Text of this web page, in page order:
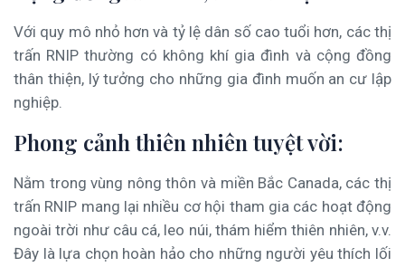
Với quy mô nhỏ hơn và tỷ lệ dân số cao tuổi hơn, các thị
trấn RNIP thường có không khí gia đình và cộng đồng
thân thiện, lý tưởng cho những gia đình muốn an cư lập
nghiệp.
Phong cảnh thiên nhiên tuyệt vời:
Nằm trong vùng nông thôn và miền Bắc Canada, các thị
trấn RNIP mang lại nhiều cơ hội tham gia các hoạt động
ngoài trời như câu cá, leo núi, thám hiểm thiên nhiên, v.v.
Đây là lựa chọn hoàn hảo cho những người yêu thích lối